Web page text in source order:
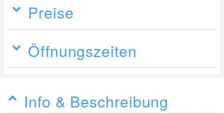
Preise
Öffnungszeiten
Info & Beschreibung